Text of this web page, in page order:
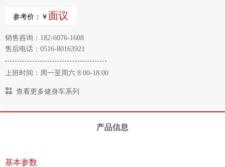
参考价：￥ 面议
销售咨询：182-6076-1608
售后电话：0516-80163921
上班时间：周一至周六 8:00-18:00
查看更多健身车系列
产品信息
基本参数